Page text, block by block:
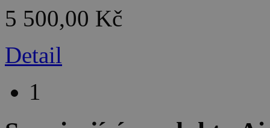
5 500,00 Kč
Detail
1